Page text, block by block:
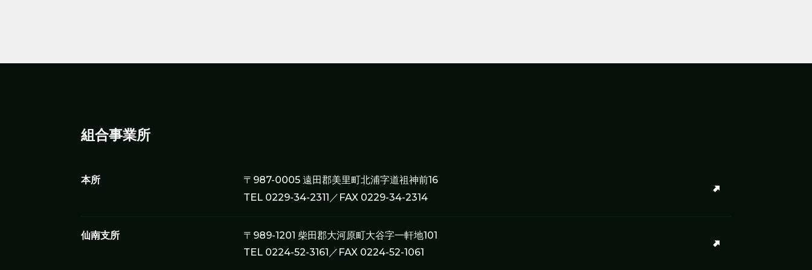
組合事業所
本所
〒987-0005 遠田郡美里町北浦字道祖神前16
TEL 0229-34-2311／FAX 0229-34-2314
仙南支所
〒989-1201 柴田郡大河原町大谷字一軒地101
TEL 0224-52-3161／FAX 0224-52-1061